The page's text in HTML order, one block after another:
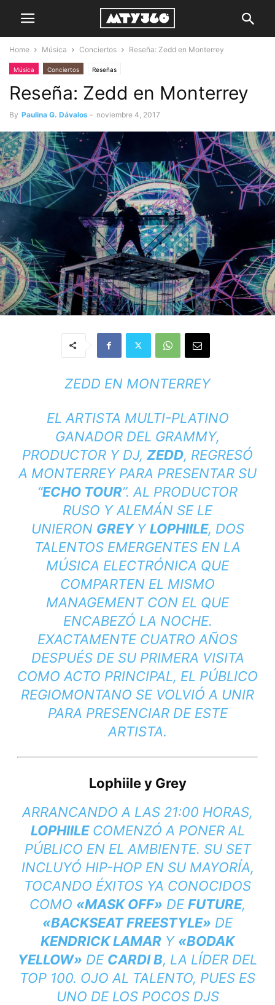
Home Música Conciertos Reseña: Zedd en Monterrey
Música Conciertos Reseñas
Reseña: Zedd en Monterrey
By Paulina G. Dávalos - noviembre 4, 2017
ZEDD EN MONTERREY
EL ARTISTA MULTI-PLATINO
GANADOR DEL GRAMMY,
PRODUCTOR Y DJ, ZEDD, REGRESÓ
A MONTERREY PARA PRESENTAR SU
“ECHO TOUR”. AL PRODUCTOR
RUSO Y ALEMÁN SE LE
UNIERON GREY YLOPHIILE, DOS
TALENTOS EMERGENTES EN LA
MÚSICA ELECTRÓNICA QUE
COMPARTEN EL MISMO
MANAGEMENT CON EL QUE
ENCABEZÓ LA NOCHE.
EXACTAMENTE CUATRO AÑOS
DESPUÉS DE SU PRIMERA VISITA
COMO ACTO PRINCIPAL, EL PÚBLICO
REGIOMONTANO SE VOLVIÓ A UNIR
PARA PRESENCIAR DE ESTE
ARTISTA.
Lophiile y Grey
ARRANCANDO A LAS 21:00 HORAS,
LOPHIILECOMENZÓ A PONER AL
PÚBLICO EN EL AMBIENTE. SU SET
INCLUYÓ HIP-HOP EN SU MAYORÍA,
TOCANDO ÉXITOS YA CONOCIDOS
COMO «MASK OFF» DEFUTURE,
«BACKSEAT FREESTYLE» DE
KENDRICK LAMAR Y «BODAK
YELLOW» DE CARDI B, LA LÍDER DEL
TOP 100. OJO AL TALENTO, PUES ES
UNO DE LOS POCOS DJS